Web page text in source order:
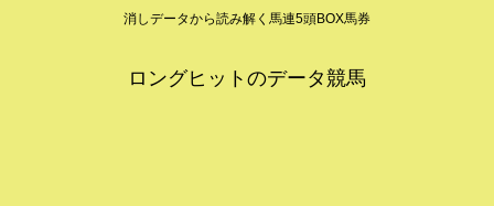
消しデータから読み解く馬連5頭BOX馬券
ロングヒットのデータ競馬